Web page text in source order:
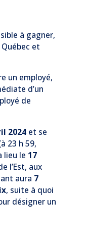
à gagner,
et
un employé,
d’un
de
2024et se
23 h 59,
lieu le 17
l’Est, aux
aura 7
, suite à quoi
désigner un